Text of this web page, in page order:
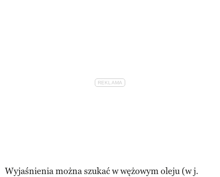
Wyjaśnienia można szukać w wężowym oleju (w j.